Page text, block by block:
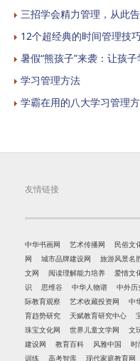
三招学会精力管理，从此
12个超经典的时间管理技
暑假“熊孩子”来袭：让孩
学习管理方法
学霸在用的八大学习管理
友情链接
中华书画网 艺术传播网 民俗文
网
城市品牌建设网 旅游风景名
文网
阅读理解能力培养 爱情文
识
思维谷 中华人物谱 中外历
际教育观察
艺术收藏投资网 中
育趋势研究
天赋教育研究中心
珠宝文化网
世界儿童文学网 文
建设网
教育百科 风雅中国 时
训练
高考智库 现代家庭教育网